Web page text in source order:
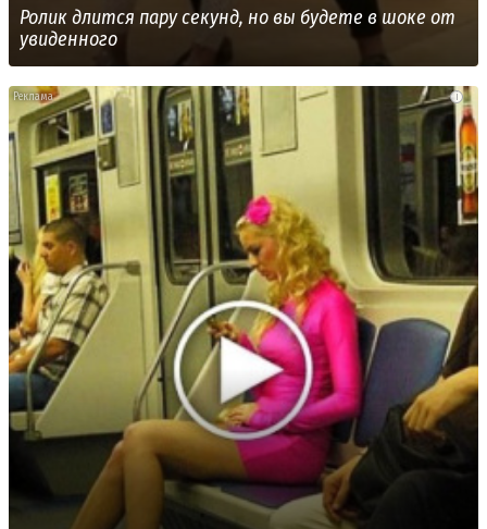
Ролик длится пару секунд, но вы будете в шоке от
увиденного
i